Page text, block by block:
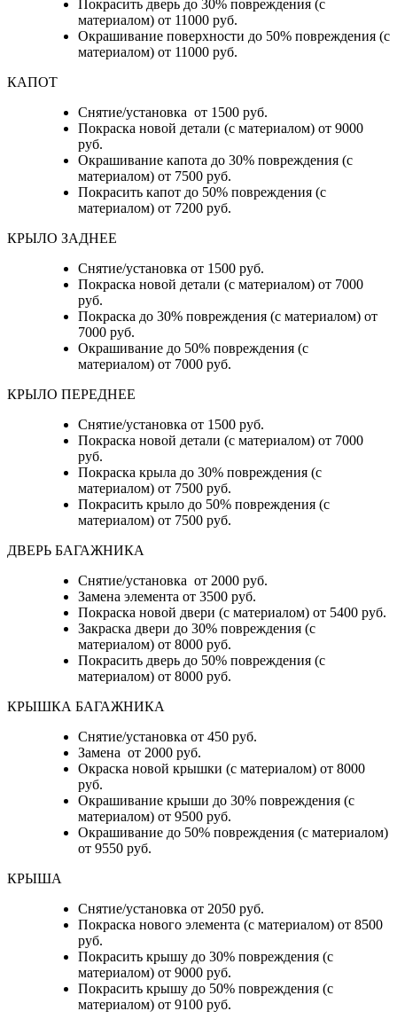
Покрасить дверь до 30% повреждения (с
материалом) от 11000 руб.
Окрашивание поверхности до 50% повреждения (с
материалом) от 11000 руб.
КАПОТ
Снятие/установка от 1500 руб.
Покраска новой детали (с материалом) от 9000
руб.
Окрашивание капота до 30% повреждения (с
материалом) от 7500 руб.
Покрасить капот до 50% повреждения (с
материалом) от 7200 руб.
КРЫЛО ЗАДНЕЕ
Снятие/установка от 1500 руб.
Покраска новой детали (с материалом) от 7000
руб.
Покраска до 30% повреждения (с материалом) от
7000 руб.
Окрашивание до 50% повреждения (с
материалом) от 7000 руб.
КРЫЛО ПЕРЕДНЕЕ
Снятие/установка от 1500 руб.
Покраска новой детали (с материалом) от 7000
руб.
Покраска крыла до 30% повреждения (с
материалом) от 7500 руб.
Покрасить крыло до 50% повреждения (с
материалом) от 7500 руб.
ДВЕРЬ БАГАЖНИКА
Снятие/установка от 2000 руб.
Замена элемента от 3500 руб.
Покраска новой двери (с материалом) от 5400 руб.
Закраска двери до 30% повреждения (с
материалом) от 8000 руб.
Покрасить дверь до 50% повреждения (с
материалом) от 8000 руб.
КРЫШКА БАГАЖНИКА
Снятие/установка от 450 руб.
Замена от 2000 руб.
Окраска новой крышки (с материалом) от 8000
руб.
Окрашивание крыши до 30% повреждения (с
материалом) от 9500 руб.
Окрашивание до 50% повреждения (с материалом)
от 9550 руб.
КРЫША
Снятие/установка от 2050 руб.
Покраска нового элемента (с материалом) от 8500
руб.
Покрасить крышу до 30% повреждения (с
материалом) от 9000 руб.
Покрасить крышу до 50% повреждения (с
материалом) от 9100 руб.